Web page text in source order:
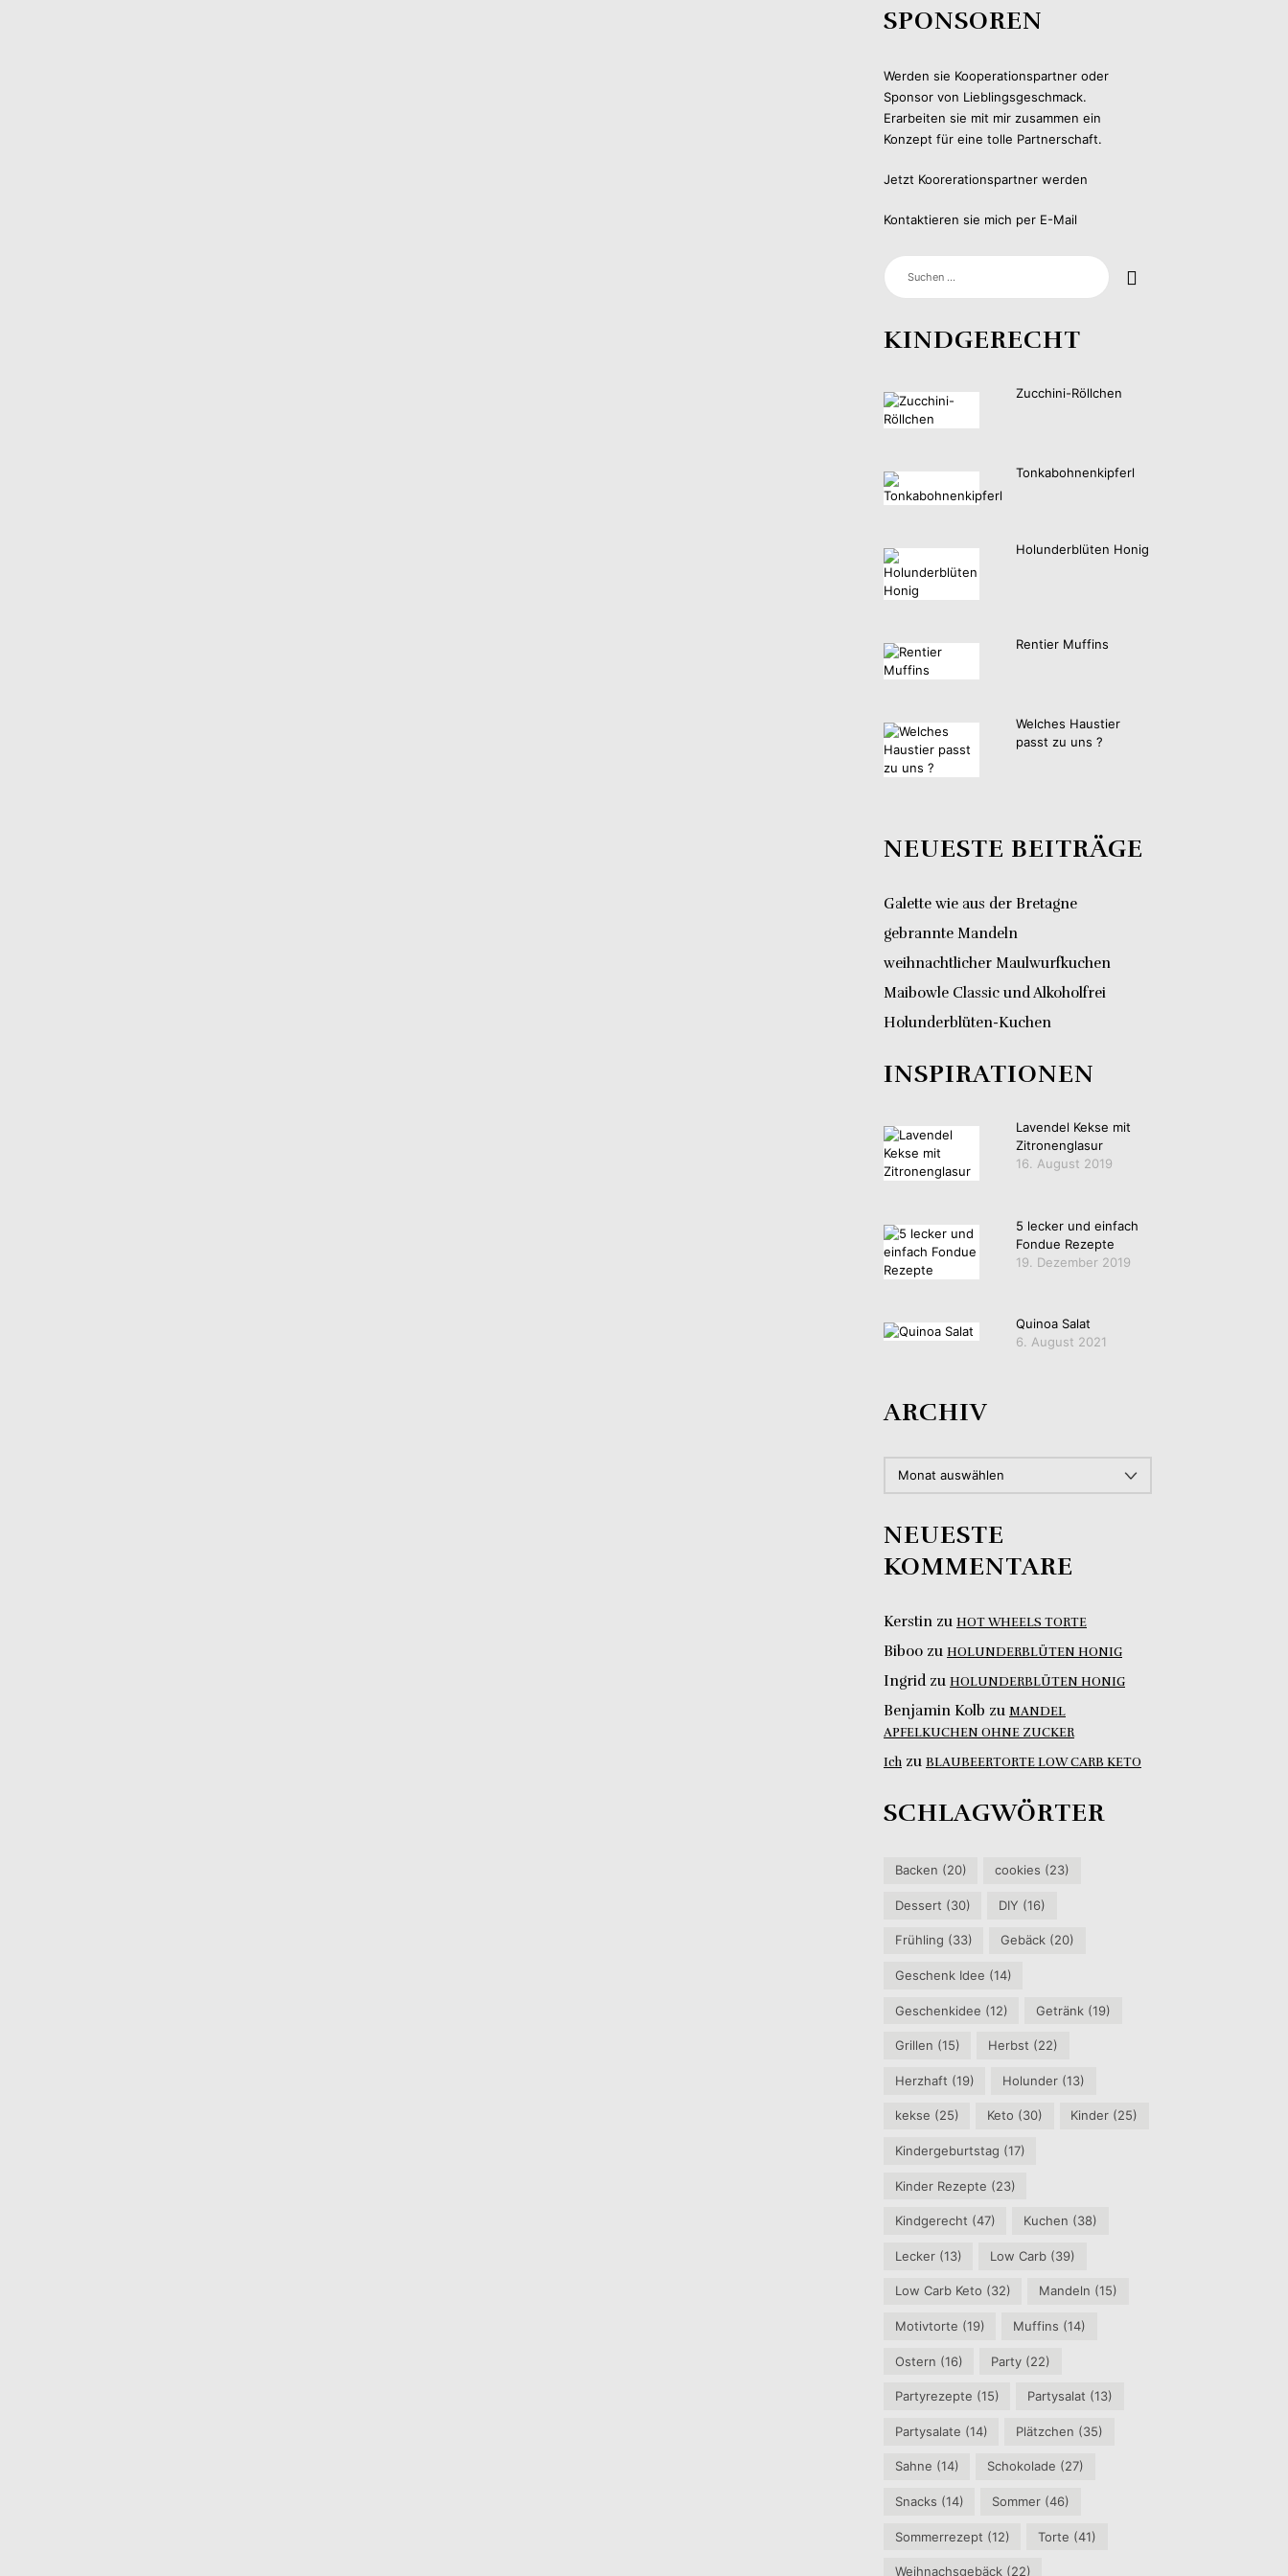
SPONSOREN
Werden sie Kooperationspartner oder
Sponsor von Lieblingsgeschmack.
Erarbeiten sie mit mir zusammen ein
Konzept für eine tolle Partnerschaft.
Jetzt Koorerationspartner werden
Kontaktieren sie mich per E-Mail
SUCHEN
NACH:
KINDGERECHT
Zucchini-Röllchen
Tonkabohnenkipferl
Holunderblüten Honig
Rentier Muffins
Welches Haustier
passt zu uns ?
NEUESTE BEITRÄGE
Galette wie aus der Bretagne
gebrannte Mandeln
weihnachtlicher Maulwurfkuchen
Maibowle Classic und Alkoholfrei
Holunderblüten-Kuchen
INSPIRATIONEN
Lavendel Kekse mit
Zitronenglasur
16. August 2019
5 lecker und einfach
Fondue Rezepte
19. Dezember 2019
Quinoa Salat
6. August 2021
ARCHIV
NEUESTE
KOMMENTARE
Kerstin zu HOT WHEELS TORTE
Biboo zu HOLUNDERBLÜTEN HONIG
Ingrid zu HOLUNDERBLÜTEN HONIG
Benjamin Kolb zu MANDEL
APFELKUCHEN OHNE ZUCKER
Ich zu BLAUBEERTORTE LOW CARB KETO
SCHLAGWÖRTER
Backen (20) cookies (23)
Dessert (30) DIY (16)
Frühling (33) Gebäck (20)
Geschenk Idee (14)
Geschenkidee (12) Getränk (19)
Grillen (15) Herbst (22)
Herzhaft (19) Holunder (13)
kekse (25) Keto (30) Kinder (25)
Kindergeburtstag (17)
Kinder Rezepte (23)
Kindgerecht (47) Kuchen (38)
Lecker(13) Low Carb (39)
Low Carb Keto (32) Mandeln (15)
Motivtorte (19) Muffins (14)
Ostern (16) Party (22)
Partyrezepte (15) Partysalat (13)
Partysalate (14) Plätzchen (35)
Sahne (14) Schokolade (27)
Snacks (14) Sommer (46)
Sommerrezept (12) Torte (41)
Weihnachsgebäck(22)